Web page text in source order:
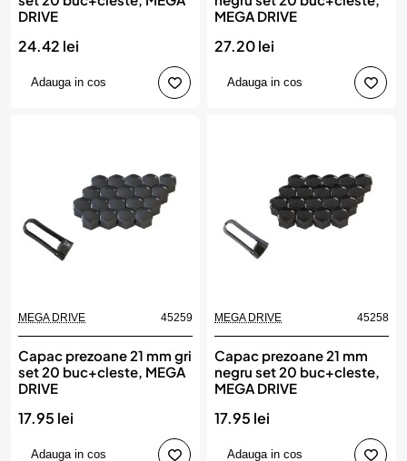
DRIVE
24.42 lei
Adauga in cos
MEGA DRIVE
27.20 lei
Adauga in cos
MEGA DRIVE 45259
Capac prezoane 21 mm gri
set 20 buc+cleste, MEGA
DRIVE
17.95 lei
Adauga in cos
MEGA DRIVE 45258
Capac prezoane 21 mm
negru set 20 buc+cleste,
MEGA DRIVE
17.95 lei
Adauga in cos